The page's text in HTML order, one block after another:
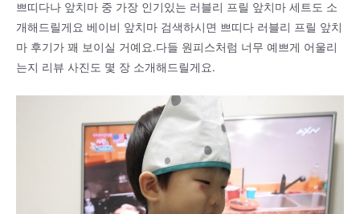
쁘띠다나 앞치마 중 가장 인기있는 러블리 프릴 앞치마 세트도 소
개해드릴게요 베이비 앞치마 검색하시면 쁘띠다 러블리 프릴 앞치
마 후기가 꽤 보이실 거예요.다들 원피스처럼 너무 예쁘게 어울리
는지 리뷰 사진도 몇 장 소개해드릴게요.